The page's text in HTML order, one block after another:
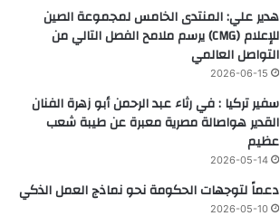
هدير علي: المنتدى الخامس لمجموعة الصين
للإعلام (CMG) يرسم ملامح الفصل التالي من
التواصل العالمي
2026-06-15
سفير تركيا : في رثاء عبد الرحمن أبو زهرة الفنان
القدير هواصالة مصرية معبرة عن طيبة شعب
عظيم
2026-05-14
دعماً لتوجهات الحكومة نحو نماذج العمل الذكي
2026-05-10